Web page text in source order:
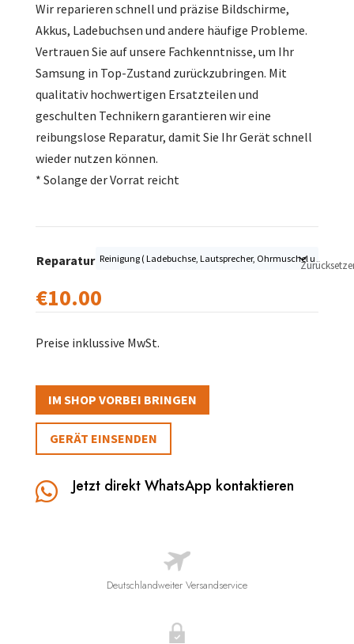
Wir reparieren schnell und präzise Bildschirme,
Akkus, Ladebuchsen und andere häufige Probleme.
Vertrauen Sie auf unsere Fachkenntnisse, um Ihr
Samsung in Top-Zustand zurückzubringen. Mit
qualitativ hochwertigen Ersatzteilen und
geschulten Technikern garantieren wir eine
reibungslose Reparatur, damit Sie Ihr Gerät schnell
wieder nutzen können.
* Solange der Vorrat reicht
Reparatur
€10.00
Preise inklussive MwSt.
IM SHOP VORBEI BRINGEN
GERÄT EINSENDEN
 Jetzt direkt WhatsApp kontaktieren
Deutschlandweiter Versandservice